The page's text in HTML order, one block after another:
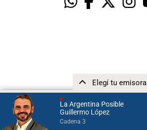
La Argentina Posible
Guillermo López
Cadena 3
Elegí tu emisora